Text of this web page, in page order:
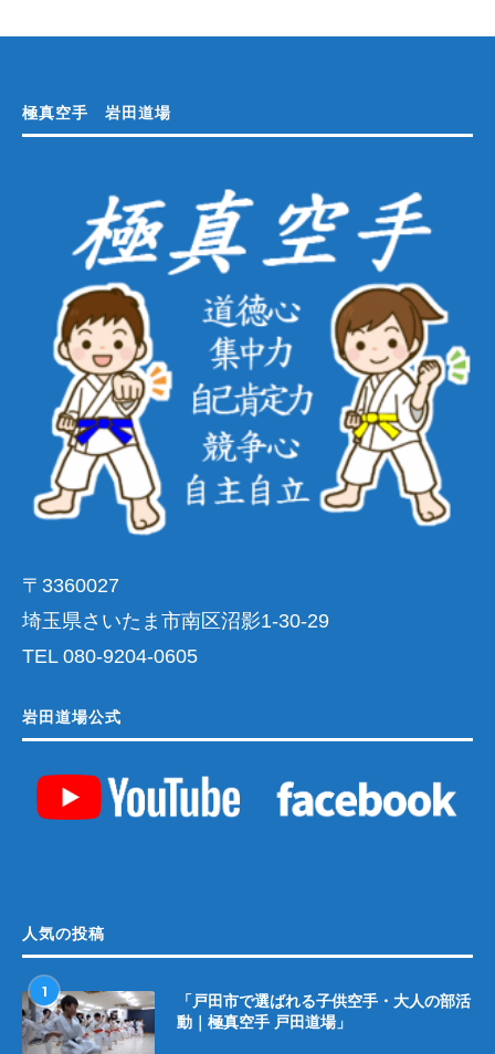
極真空手 岩田道場
〒3360027
埼玉県さいたま市南区沼影1-30-29
TEL 080-9204-0605
岩田道場公式
人気の投稿
1
「戸田市で選ばれる子供空手・大人の部活
動｜極真空手 戸田道場」